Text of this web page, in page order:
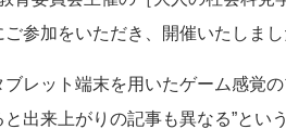
参加をいただき、開催いたしまし
レット端末を用いたゲーム感覚
出来上がりの記事も異なる”とい